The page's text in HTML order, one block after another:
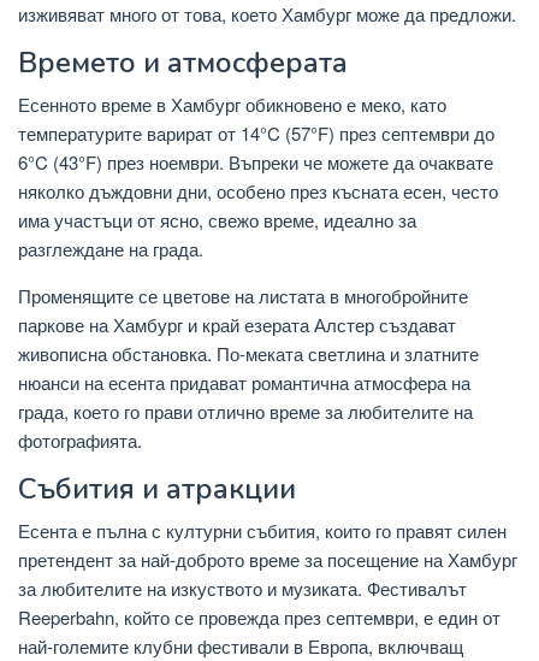
изживяват много от това, което Хамбург може да предложи.
Времето и атмосферата
Есенното време в Хамбург обикновено е меко, като
температурите варират от 14°C (57°F) през септември до
6°C (43°F) през ноември. Въпреки че можете да очаквате
няколко дъждовни дни, особено през късната есен, често
има участъци от ясно, свежо време, идеално за
разглеждане на града.
Променящите се цветове на листата в многобройните
паркове на Хамбург и край езерата Алстер създават
живописна обстановка. По-меката светлина и златните
нюанси на есента придават романтична атмосфера на
града, което го прави отлично време за любителите на
фотографията.
Събития и атракции
Есента е пълна с културни събития, които го правят силен
претендент за най-доброто време за посещение на Хамбург
за любителите на изкуството и музиката. Фестивалът
Reeperbahn, който се провежда през септември, е един от
най-големите клубни фестивали в Европа, включващ